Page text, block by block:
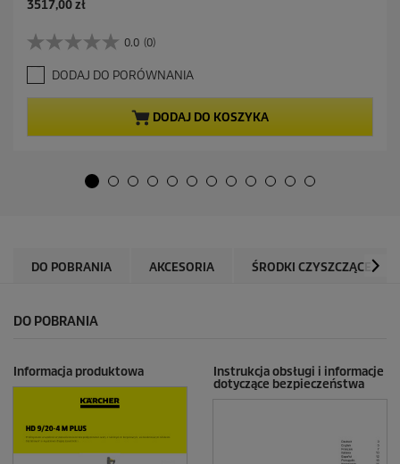
A
t
u
a
l
n
c
3517,00 zł
0.0 (0)
0
.
0
n
DODAJ DO PORÓWNANIA
DODAJ DO KOSZYKA
DO POBRANIA AKCESORIA ŚRODKI CZYSZCZĄCE
DO POBRANIA
Informacja produktowa
Instrukcja obsługi i informacje
dotyczące bezpieczeństwa